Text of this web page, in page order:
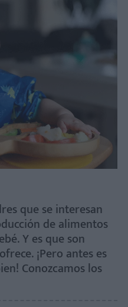
que se interesan
de alimentos
Y es que son
¡Pero antes es
Conozcamos los